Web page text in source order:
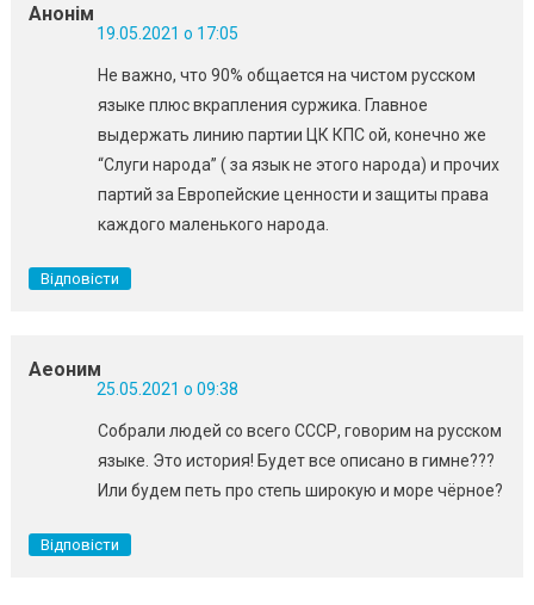
Анонім
19.05.2021 о 17:05
Не важно, что 90% общается на чистом русском
языке плюс вкрапления суржика. Главное
выдержать линию партии ЦК КПС ой, конечно же
“Слуги народа” ( за язык не этого народа) и прочих
партий за Европейские ценности и защиты права
каждого маленького народа.
Відповісти
Аеоним
25.05.2021 о 09:38
Собрали людей со всего СССР, говорим на русском
языке. Это история! Будет все описано в гимне???
Или будем петь про степь широкую и море чёрное?
Відповісти